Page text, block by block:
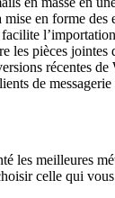
en forme des
les pièces
récentes
de
les meilleures
celle qui